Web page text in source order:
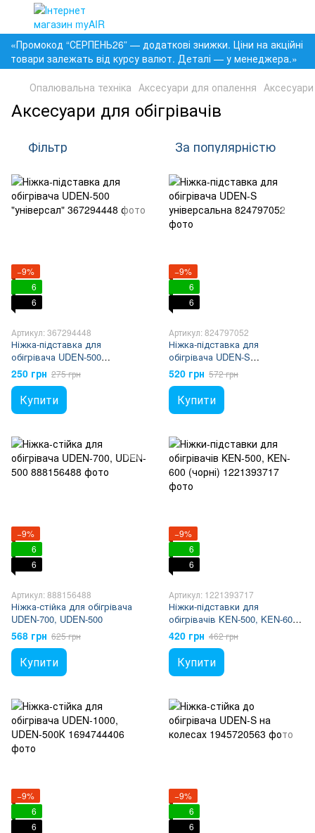
«Промокод “СЕРПЕНЬ26” — додаткові знижки. Ціни на акційні
товари залежать від курсу валют. Деталі — у менеджера.»
Опалювальна техніка Аксесуари для опалення Аксесуари
Аксесуари для обігрівачів
Фільтр За популярністю
−9%
6
6
Артикул: 367294448
Ніжка-підставка для
обігрівача UDEN-500
"універсал"
250 грн 275 грн
Купити
−9%
6
6
Артикул: 824797052
Ніжка-підставка для
обігрівача UDEN-S
універсальна
520 грн 572 грн
Купити
−9%
6
6
Артикул: 888156488
Ніжка-стійка для обігрівача
UDEN-700, UDEN-500
568 грн 625 грн
Купити
−9%
6
6
Артикул: 1221393717
Ніжки-підставки для
обігрівачів KEN-500, KEN-600
(чорні)
420 грн 462 грн
Купити
−9%
6
6
−9%
6
6